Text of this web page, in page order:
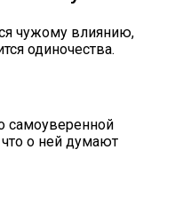
чужому влиянию,
одиночества.
самоуверенной
о ней думают